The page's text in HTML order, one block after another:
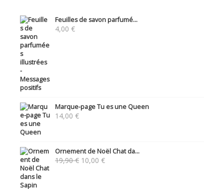
Feuilles de savon parfumé...
4,00 €
Marque-page Tu es une Queen
14,00 €
Ornement de Noël Chat da...
19,90€ Le
10,00 €Le